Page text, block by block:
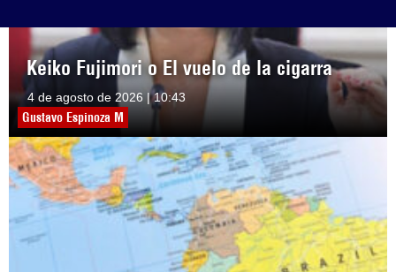
Keiko Fujimori o El vuelo de la cigarra
4 de agosto de 2026 | 10:43
Gustavo Espinoza M